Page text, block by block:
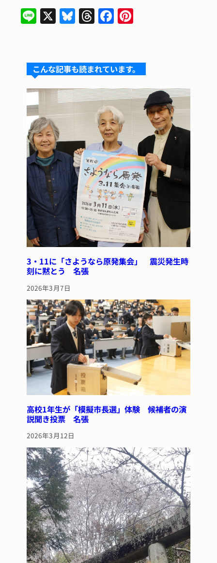
Li X Bl
s
k
y
T
a
d
s
F
e
b
o
o
k
re
st
こんな記事も読まれています。
3・11に「さようなら原発集会」 震災発生時
刻に黙とう 名張
2026年3月7日
高校1年生が「模擬市長選」体験 候補者の演
説聞き投票 名張
2026年3月12日